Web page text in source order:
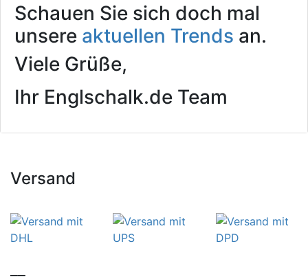
Schauen Sie sich doch mal
unsere aktuellen Trends an.
Viele Grüße,
Ihr Englschalk.de Team
Versand